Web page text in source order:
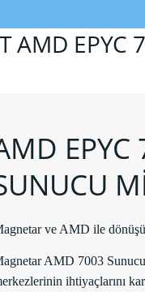
AMD EPYC
EPYC
ve AMD ile
AMD 7003
ihtiyaçlarını